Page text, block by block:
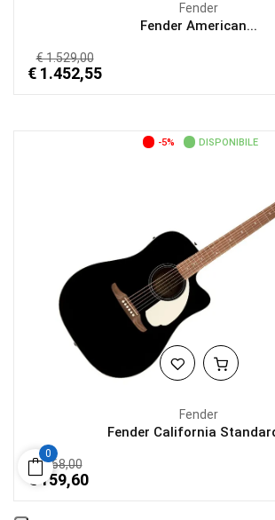
Fender
Fender American...
€ 1.529,00
€ 1.452,55
-5% DISPONIBILE
Fender
Fender California
€ 168,00
€ 159,60
0